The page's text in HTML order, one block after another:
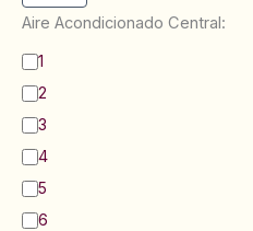
Aire Acondicionado Central:
B
ñ
o
s
:
1
2
3
4
5
6